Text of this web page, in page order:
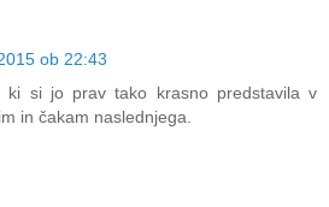
ob 22:43
ki si jo prav tako krasno predstavila v
in čakam naslednjega.